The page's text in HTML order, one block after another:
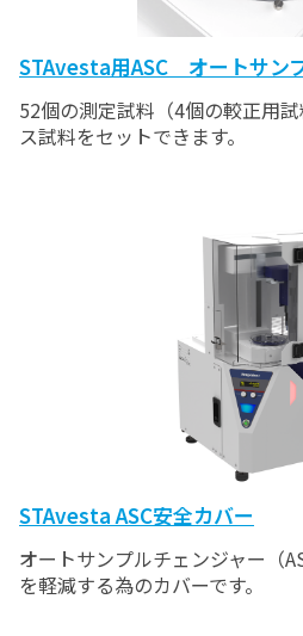
STAvesta用ASC オートサン
52個の測定試料（4個の較正用
ス試料をセットできます。
STAvesta ASC安全カバー
オートサンプルチェンジャー（
を軽減する為のカバーです。